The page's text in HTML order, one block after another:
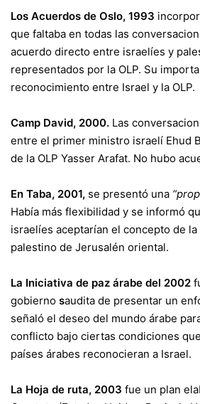
Los Acuerdos de Oslo, 1993
que faltaba en todas las
acuerdo directo entre israelíes y
representados por la OLP. Su
reconocimiento entre Israel y la OLP.
Camp David, 2000. Las
entre el primer ministro israelí Ehud
de la OLP Yasser Arafat. No hubo
En Taba, 2001, se presentó una
Había más flexibilidad y se informó
israelíes aceptarían el concepto de
palestino de Jerusalén oriental.
La Iniciativa de paz árabe del 2002
gobierno saudita de presentar un
señaló el deseo del mundo árabe
conflicto bajo ciertas condiciones
países árabes reconocieran a Israel.
La Hoja de ruta, 2003 fue un plan